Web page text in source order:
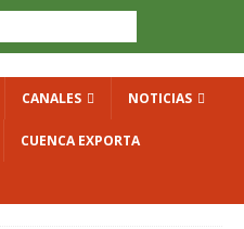
CANALES NOTICIAS
CUENCA EXPORTA